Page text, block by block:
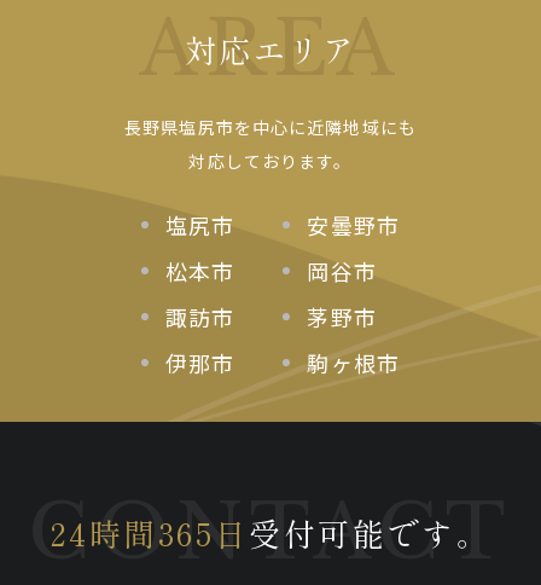
AREA
対応エリア
長野県塩尻市を中心に近隣地域にも
対応しております。
塩尻市
安曇野市
松本市
岡谷市
諏訪市
茅野市
伊那市
駒ヶ根市
CONTACT
24時間365日 受付可能です。